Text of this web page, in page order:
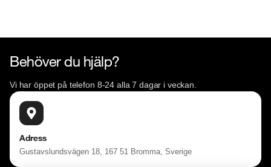
Behöver du hjälp?
Vi har öppet på telefon 8-24 alla 7 dagar i veckan.
Adress
Gustavslundsvägen 18, 167 51 Bromma, Sverige